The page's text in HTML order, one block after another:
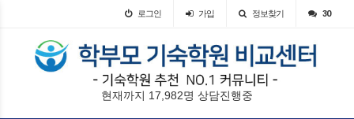
로그인 가입 정보찾기 30
현재까지 17,982명 상담진행중